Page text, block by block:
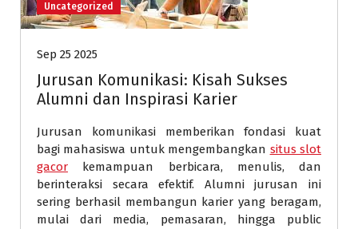
Uncategorized
Sep 25 2025
Jurusan Komunikasi: Kisah Sukses
Alumni dan Inspirasi Karier
Jurusan komunikasi memberikan fondasi kuat
bagi mahasiswa untuk mengembangkan situs slot
gacor kemampuan berbicara, menulis, dan
berinteraksi secara efektif. Alumni jurusan ini
sering berhasil membangun karier yang beragam,
mulai dari media, pemasaran, hingga public